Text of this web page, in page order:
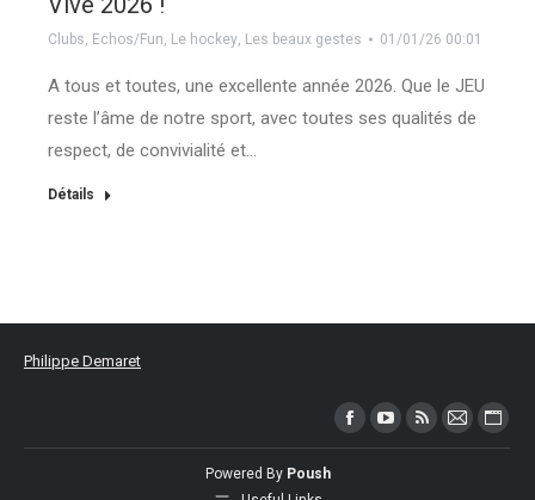
Clubs, Echos/Fun, Le hockey, Les beaux gestes 01/01/26 00:01
A tous et toutes, une excellente année 2026. Que le JEU
reste l’âme de notre sport, avec toutes ses qualités de
respect, de convivialité et…
Détails
Philippe Demaret
Facebook
YouTubeRSS Mail Site
Powered By Poush